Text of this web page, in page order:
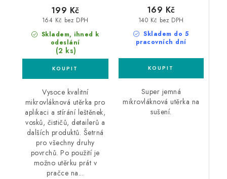
Skladem, ihned k
odeslání
(2 ks)
164 Kč bez DPH
199 Kč
Vysoce kvalitní
mikrovláknová utěrka pro
aplikaci a stírání leštěnek,
vosků, čističů, detailerů a
dalších produktů. Šetrná
pro všechny druhy
povrchů. Po použití je
možno utěrku prát v
pračce na...
Skladem do 5
pracovních dní
140 Kč bez DPH
169 Kč
Super jemná
mikrovláknová utěrka na
sušení.